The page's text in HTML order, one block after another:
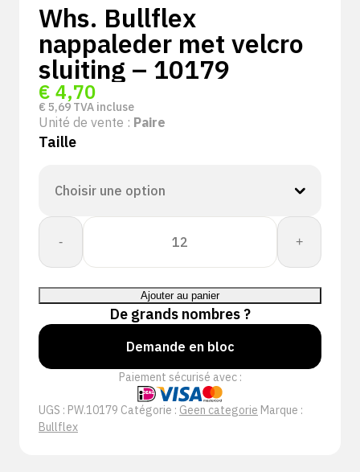
Whs. Bullflex
nappaleder met velcro
sluiting – 10179
€ 4,70
€ 5,69 TVA incluse
Unité de vente : Paire
Taille
-
quantité
Whs.
Bullflex
nappaleder
met
velcro
sluiting
+
Ajouter au panier
De grands nombres ?
Demande en bloc
Paiement sécurisé avec :
UGS : PW.10179 Catégorie : Geen categorie Marque :
Bullflex